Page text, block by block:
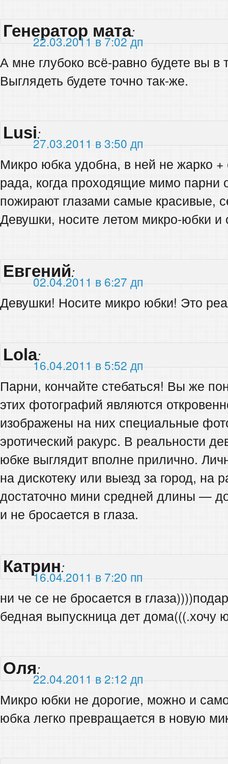
Генератор мата:
22.03.2011 в 7:02 дп
А мне глубоко всё-равно будете вы в
Выглядеть будете точно так-же.
Lusi:
27.03.2011 в 3:50 дп
Микро юбка удобна, в ней не жарко
рада, когда проходящие мимо парни
пожирают глазами самые красивые,
Девушки, носите летом микро-юбки и
Евгений:
02.04.2011 в 6:27 дп
Девушки! Носите микро юбки! Это
Lola:
16.04.2011 в 5:52 дп
Парни, кончайте стебаться! Вы же
этих фотографий являются
изображены на них специальные
эротический ракурс. В реальности
юбке выглядит вполне прилично.
на дискотеку или выезд за город, на
достаточно мини средней длины —
и не бросается в глаза.
Катрин:
16.04.2011 в 7:20 пп
ни че се не бросается в
бедная выпускница дет дома(((.хочу
Оля:
22.04.2011 в 2:12 дп
Микро юбки не дорогие, можно и
юбка легко превращается в новую